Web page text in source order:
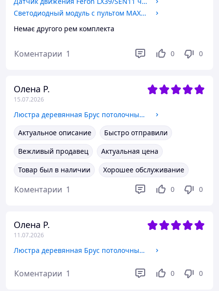
Светодиодный модуль с пультом MAXUS 1-MLM-80-CR Led Module 80W 3CCT Circle Remote, Ремнабор
Немає другого рем комплекта
Коментарии 1 0 0
Олена Р.
15.07.2026
Люстра деревянная Брус потолочный 3 лампы, дерево состаренное, шпагат, D-56см, ФС 014
Актуальное описание
Быстро отправили
Вежливый продавец
Актуальная цена
Товар был в наличии
Хорошее обслуживание
Коментарии 1 0 0
Олена Р.
11.07.2026
Люстра деревянная Брус потолочный 2 лампы, дерево состаренное, шпагат, D-42см, ФС 012
Коментарии 1 0 0